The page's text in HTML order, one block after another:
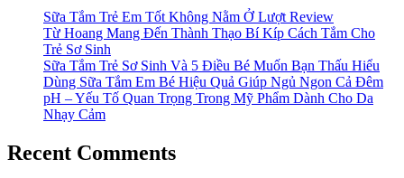
“3
Không”?
Sữa Tắm Trẻ Em Tốt Không Nằm Ở Lượt Review
Từ Hoang Mang Đến Thành Thạo Bí Kíp Cách Tắm Cho
Trẻ Sơ Sinh
Sữa Tắm Trẻ Sơ Sinh Và 5 Điều Bé Muốn Bạn Thấu Hiểu
Dùng Sữa Tắm Em Bé Hiệu Quả Giúp Ngủ Ngon Cả Đêm
pH – Yếu Tố Quan Trọng Trong Mỹ Phẩm Dành Cho Da
Nhạy Cảm
Recent Comments